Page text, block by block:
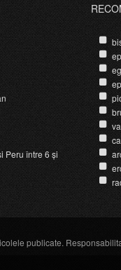
Peru între 6 și
publicate.